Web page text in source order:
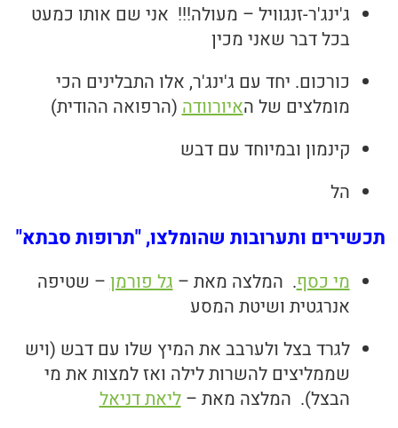
ג'ינג'ר-זנגוויל – מעולה!!! אני שם אותו כמעט
בכל דבר שאני מכין
כורכום. יחד עם ג'ינג'ר, אלו התבלינים הכי
מומלצים של האיורוודה(הרפואה ההודית)
קינמון ובמיוחד עם דבש
הל
תכשירים ותערובות שהומלצו, "תרופות סבתא"
מי כסף. המלצה מאת –גל פורמן– שטיפה
אנרגטית ושיטת המסע
לגרד בצל ולערבב את המיץ שלו עם דבש (ויש
שממליצים להשרות לילה ואז למצות את מי
הבצל). המלצה מאת –ליאת דניאל